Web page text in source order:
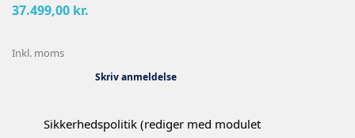
37.499,00 kr.
Inkl. moms
Skriv anmeldelse
Sikkerhedspolitik (rediger med modulet